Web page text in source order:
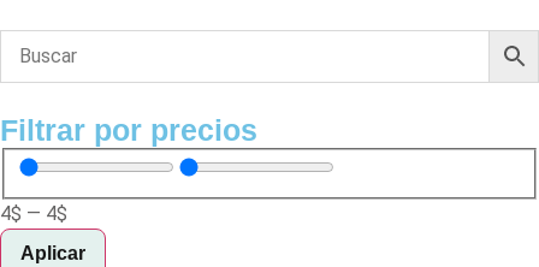
Filtrar por precios
4$ — 4$
Aplicar